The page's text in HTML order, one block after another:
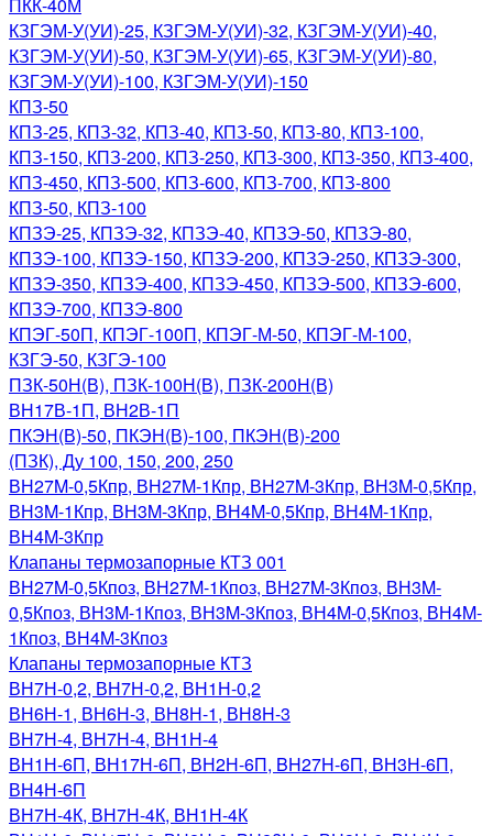
ПКК-40М
КЗГЭМ-У(УИ)-25, КЗГЭМ-У(УИ)-32, КЗГЭМ-У(УИ)-40,
КЗГЭМ-У(УИ)-50, КЗГЭМ-У(УИ)-65, КЗГЭМ-У(УИ)-80,
КЗГЭМ-У(УИ)-100, КЗГЭМ-У(УИ)-150
КПЗ-50
КПЗ-25, КПЗ-32, КПЗ-40, КПЗ-50, КПЗ-80, КПЗ-100,
КПЗ-150, КПЗ-200, КПЗ-250, КПЗ-300, КПЗ-350, КПЗ-400,
КПЗ-450, КПЗ-500, КПЗ-600, КПЗ-700, КПЗ-800
КПЗ-50, КПЗ-100
КПЗЭ-25, КПЗЭ-32, КПЗЭ-40, КПЗЭ-50, КПЗЭ-80,
КПЗЭ-100, КПЗЭ-150, КПЗЭ-200, КПЗЭ-250, КПЗЭ-300,
КПЗЭ-350, КПЗЭ-400, КПЗЭ-450, КПЗЭ-500, КПЗЭ-600,
КПЗЭ-700, КПЗЭ-800
КПЭГ-50П, КПЭГ-100П, КПЭГ-М-50, КПЭГ-М-100,
КЗГЭ-50, КЗГЭ-100
ПЗК-50Н(В), ПЗК-100Н(В), ПЗК-200Н(В)
ВН17В-1П, ВН2В-1П
ПКЭН(В)-50, ПКЭН(В)-100, ПКЭН(В)-200
(ПЗК), Ду 100, 150, 200, 250
ВН27M-0,5Кпр, ВН27M-1Кпр, ВН27M-3Кпр, ВН3M-0,5Кпр,
ВН3M-1Кпр, ВН3M-3Кпр, ВН4M-0,5Кпр, ВН4M-1Кпр,
ВН4M-3Кпр
Клапаны термозапорные КТЗ 001
ВН27M-0,5Кпоз, ВН27M-1Кпоз, ВН27M-3Кпоз, ВН3M-
0,5Кпоз, ВН3M-1Кпоз, ВН3M-3Кпоз, ВН4M-0,5Кпоз, ВН4M-
1Кпоз, ВН4M-3Кпоз
Клапаны термозапорные КТЗ
ВН7Н-0,2, ВН7Н-0,2, ВН1Н-0,2
ВН6Н-1, ВН6Н-3, ВН8Н-1, ВН8H-3
ВН7Н-4, ВН7Н-4, ВН1Н-4
ВН1Н-6П, ВН17Н-6П, ВН2Н-6П, BH27H-6П, ВН3Н-6П,
ВН4Н-6П
ВН7Н-4К, ВН7Н-4К, ВН1Н-4К